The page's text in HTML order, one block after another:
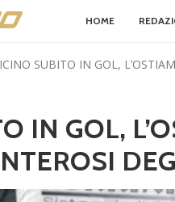
HOME
SUBITO IN GOL,
IN GOL,